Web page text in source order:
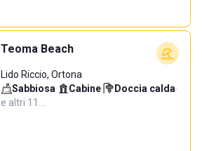
Teoma Beach
Lido Riccio, Ortona
Sabbiosa· Cabine· Doccia calda·
e altri 11…